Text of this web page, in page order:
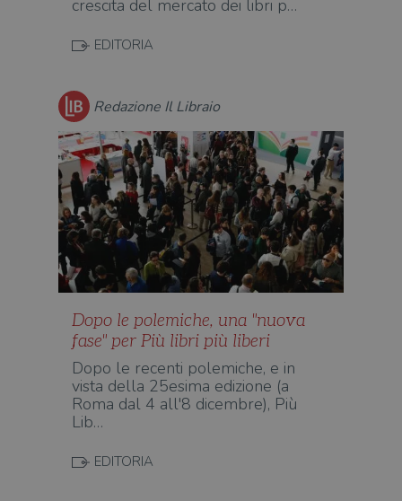
crescita del mercato dei libri p…
EDITORIA
Redazione Il Libraio
Dopo le polemiche, una "nuova
fase" per Più libri più liberi
Dopo le recenti polemiche, e in
vista della 25esima edizione (a
Roma dal 4 all'8 dicembre), Più
Lib…
EDITORIA